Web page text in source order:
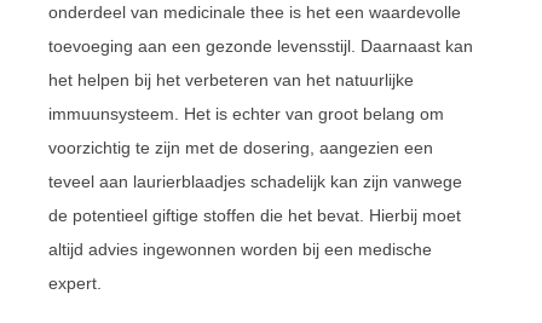
onderdeel van medicinale thee is het een waardevolle
toevoeging aan een gezonde levensstijl. Daarnaast kan
het helpen bij het verbeteren van het natuurlijke
immuunsysteem. Het is echter van groot belang om
voorzichtig te zijn met de dosering, aangezien een
teveel aan laurierblaadjes schadelijk kan zijn vanwege
de potentieel giftige stoffen die het bevat. Hierbij moet
altijd advies ingewonnen worden bij een medische
expert.